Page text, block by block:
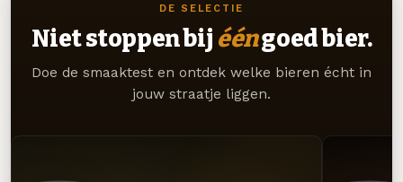
DE SELECTIE
Niet stoppen bij ééngoed bier.
Doe de smaaktest en ontdek welke bieren écht in
jouw straatje liggen.